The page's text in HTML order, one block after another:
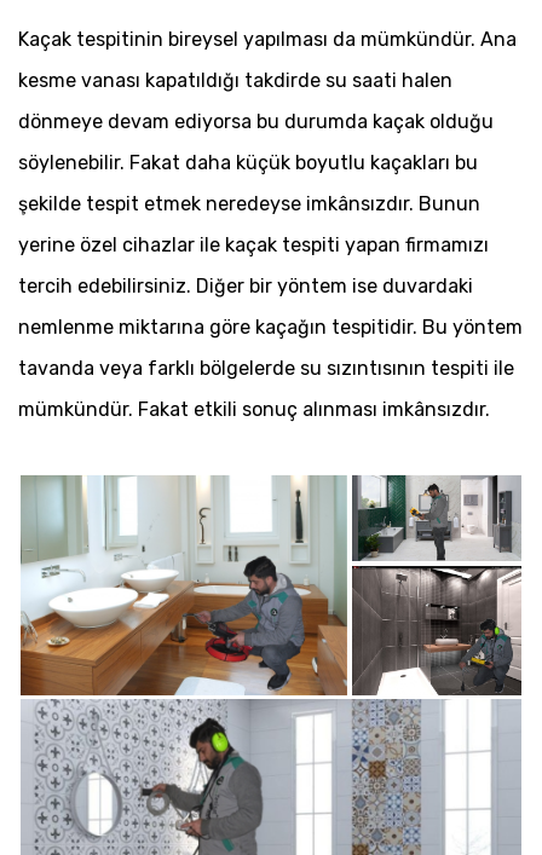
Kaçak tespitinin bireysel yapılması da mümkündür. Ana
kesme vanası kapatıldığı takdirde su saati halen
dönmeye devam ediyorsa bu durumda kaçak olduğu
söylenebilir. Fakat daha küçük boyutlu kaçakları bu
şekilde tespit etmek neredeyse imkânsızdır. Bunun
yerine özel cihazlar ile kaçak tespiti yapan firmamızı
tercih edebilirsiniz. Diğer bir yöntem ise duvardaki
nemlenme miktarına göre kaçağın tespitidir. Bu yöntem
tavanda veya farklı bölgelerde su sızıntısının tespiti ile
mümkündür. Fakat etkili sonuç alınması imkânsızdır.